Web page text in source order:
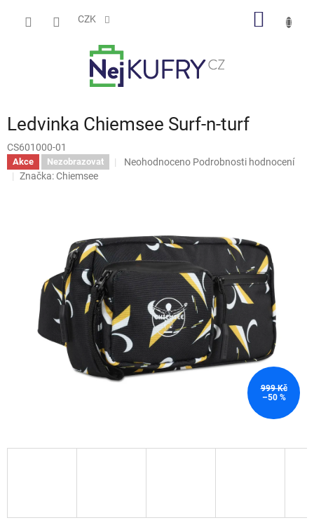
CZK
Ledvinka Chiemsee Surf-n-turf
CS601000-01
Akce Nezobrazovat
Průměrné
5
hvězdiček.
Neohodnoceno Podrobnosti hodnocení
Značka:Chiemsee
999 Kč
–50 %